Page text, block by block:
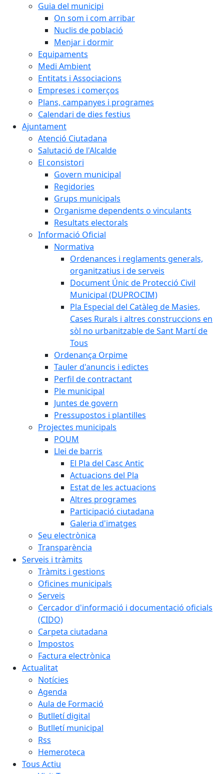
Guia del municipi
On som i com arribar
Nuclis de població
Menjar i dormir
Equipaments
Medi Ambient
Entitats i Associacions
Empreses i comerços
Plans, campanyes i programes
Calendari de dies festius
Ajuntament
Atenció Ciutadana
Salutació de l'Alcalde
El consistori
Govern municipal
Regidories
Grups municipals
Organisme dependents o vinculants
Resultats electorals
Informació Oficial
Normativa
Ordenances i reglaments generals,
organitzatius i de serveis
Document Únic de Protecció Civil
Municipal (DUPROCIM)
Pla Especial del Catàleg de Masies,
Cases Rurals i altres construccions en
sòl no urbanitzable de Sant Martí de
Tous
Ordenança Orpime
Tauler d'anuncis i edictes
Perfil de contractant
Ple municipal
Juntes de govern
Pressupostos i plantilles
Projectes municipals
POUM
Llei de barris
El Pla del Casc Antic
Actuacions del Pla
Estat de les actuacions
Altres programes
Participació ciutadana
Galeria d'imatges
Seu electrònica
Transparència
Serveis i tràmits
Tràmits i gestions
Oficines municipals
Serveis
Cercador d'informació i documentació oficials
(CIDO)
Carpeta ciutadana
Impostos
Factura electrònica
Actualitat
Notícies
Agenda
Aula de Formació
Butlletí digital
Butlletí municipal
Rss
Hemeroteca
Tous Actiu